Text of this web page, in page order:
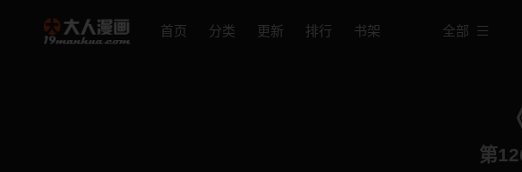
首页 分类 更新 排行 书架 全部
第